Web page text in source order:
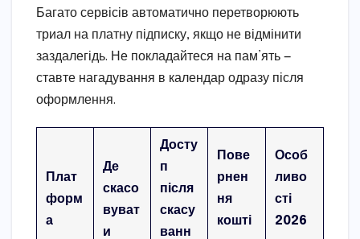
Багато сервісів автоматично перетворюють
триал на платну підписку, якщо не відмінити
заздалегідь. Не покладайтеся на пам’ять —
ставте нагадування в календар одразу після
оформлення.
Плат
форм
а
Де
скасо
вуват
и
Досту
п
після
скасу
ванн
Пове
рнен
ня
кошті
Особ
ливо
сті
2026